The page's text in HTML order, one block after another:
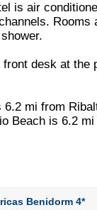
is air
Rooms
front desk at the
mi from
Beach is 6.2
Benidorm 4*